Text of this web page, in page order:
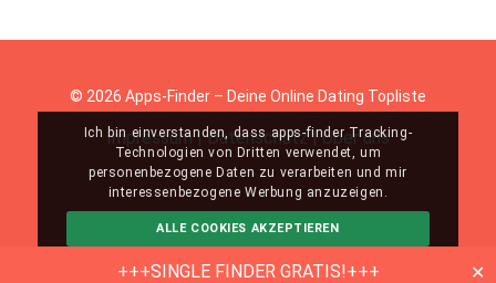
+++SINGLE FINDER GRATIS!+++ ✕
© 2026 Apps-Finder – Deine Online Dating Topliste
Impressum|Datenschutz|Über uns
Ich bin einverstanden, dass apps-finder Tracking-
Technologien von Dritten verwendet, um
personenbezogene Daten zu verarbeiten und mir
interessenbezogene Werbung anzuzeigen.
ALLE COOKIES AKZEPTIEREN
ABLEHNEN MEHR INFO